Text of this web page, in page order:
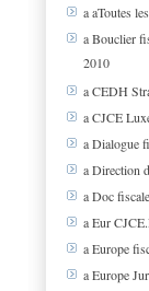
a aToutes
a Bouclier
2010
a CEDH
a CJCE
a Dialogue
a Direction
a Doc
a Eur
a Europe
a Europe